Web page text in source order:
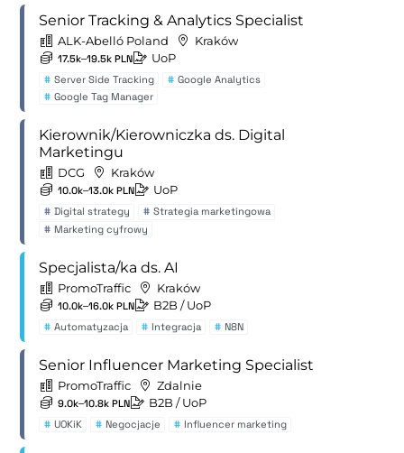
Senior Tracking & Analytics Specialist
ALK-Abelló Poland Kraków
17.5k–19.5k PLN UoP
# Server Side Tracking # Google Analytics
# Google Tag Manager
Kierownik/Kierowniczka ds. Digital
Marketingu
DCG Kraków
10.0k–13.0k PLN UoP
# Digital strategy # Strategia marketingowa
# Marketing cyfrowy
Specjalista/ka ds. AI
PromoTraffic Kraków
10.0k–16.0k PLN B2B / UoP
# Automatyzacja # Integracja # N8N
Senior Influencer Marketing Specialist
PromoTraffic Zdalnie
9.0k–10.8k PLN B2B / UoP
# UOKiK # Negocjacje # Influencer marketing